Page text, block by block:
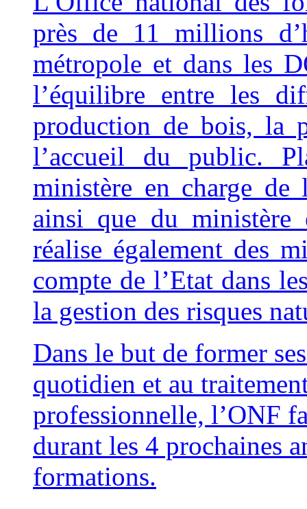
près de 11 millions
métropole et dans les
l’équilibre entre les
production de bois, la
l’accueil du public.
ministère en charge de
ainsi que du ministère
réalise également des
compte de l’Etat dans
la gestion des risques
Dans le but de former
quotidien et au
professionnelle, l’ONF
durant les 4 prochaines
formations.